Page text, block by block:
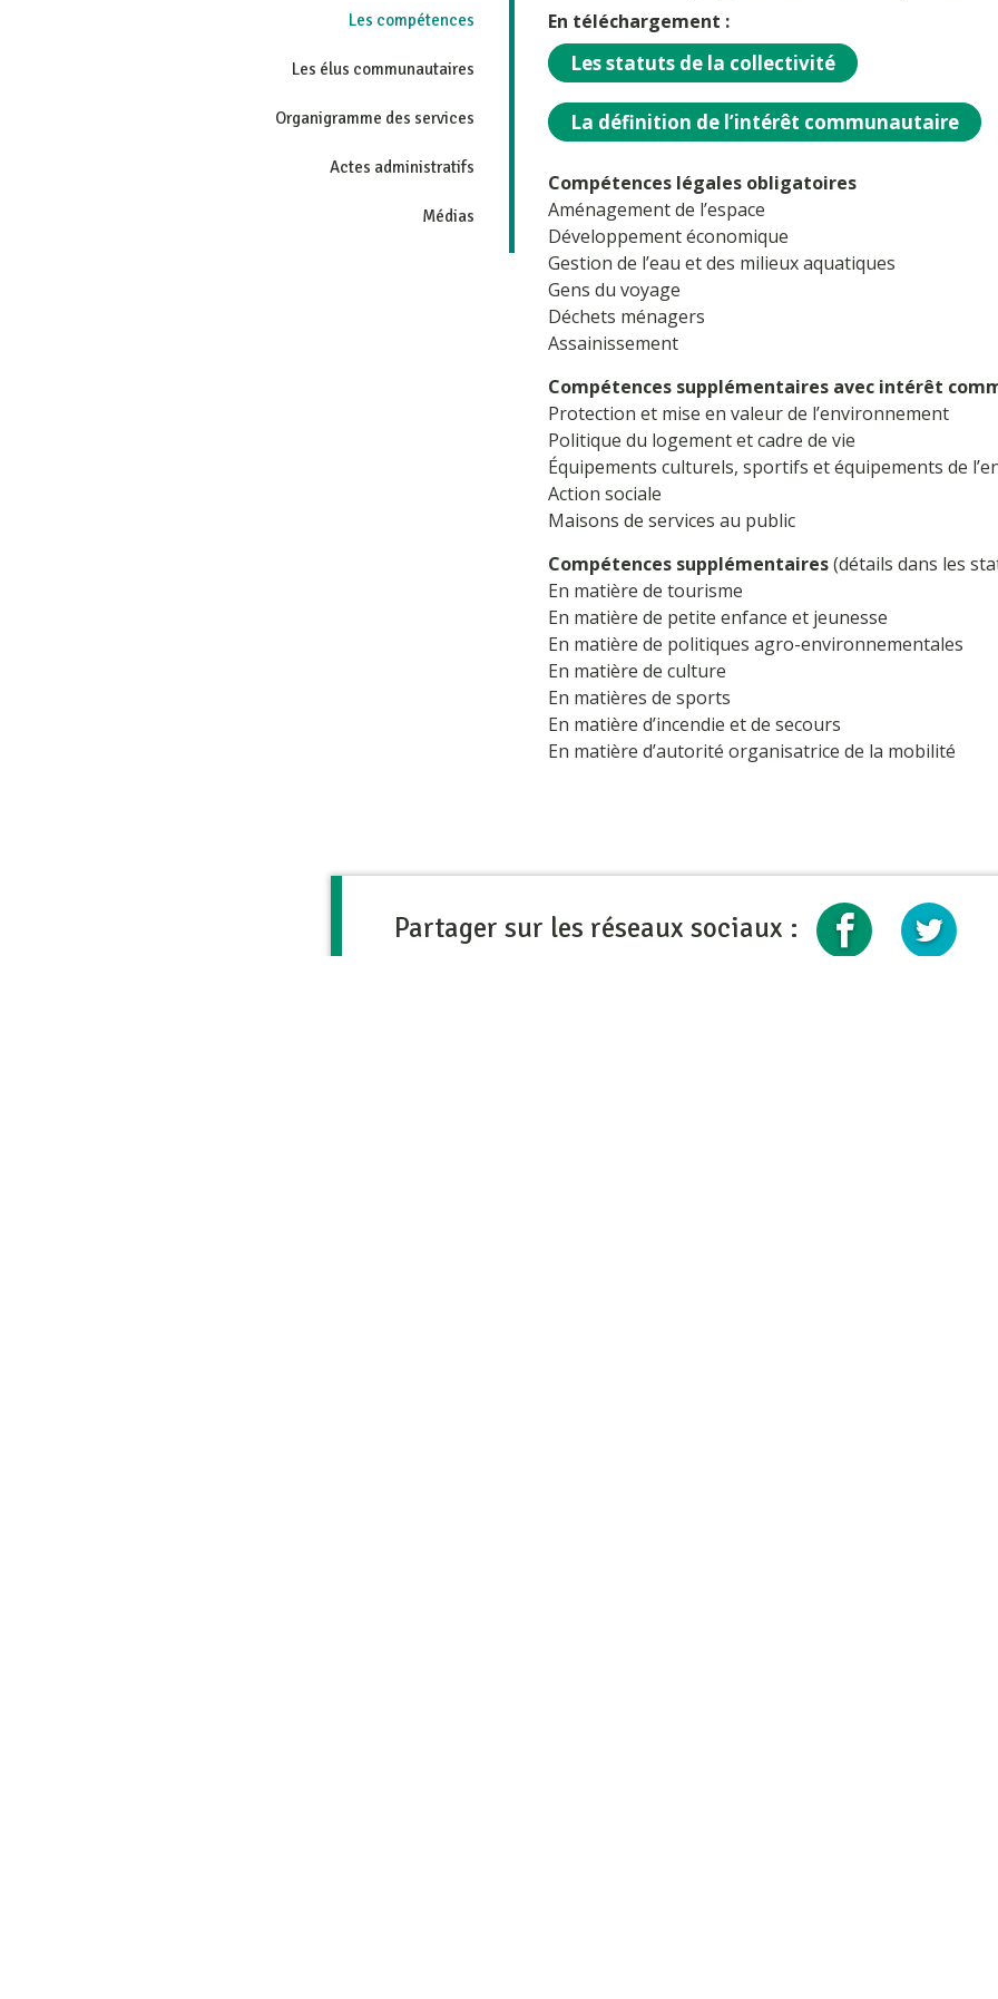
Les compétences
Les élus communautaires
Organigramme des services
Actes administratifs
Médias
En téléchargement :
Les statuts de la collectivité
La définition de l’intérêt communautaire
Compétences légales obligatoires
Aménagement de l’espace
Développement économique
Gestion de l’eau et des milieux aquatiques
Gens du voyage
Déchets ménagers
Assainissement
Compétences supplémentaires avec intérêt
Protection et mise en valeur de l’environnement
Politique du logement et cadre de vie
Équipements culturels, sportifs et équipements de
Action sociale
Maisons de services au public
Compétences supplémentaires(détails dans les
En matière de tourisme
En matière de petite enfance et jeunesse
En matière de politiques agro-environnementales
En matière de culture
En matières de sports
En matière d’incendie et de secours
En matière d’autorité organisatrice de la mobilité
Partager sur les réseaux sociaux :